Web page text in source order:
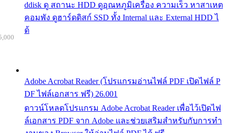
ddisk ดู สถานะ HDD ดูอุณหภูมิเครื่อง ความเร็ว หาสาเหต
คอมพัง ดูฮาร์ดดิสก์ SSD ทั้ง Internal และ External HDD ไ
ด้
Adobe Acrobat Reader (โปรแกรมอ่านไฟล์ PDF เปิดไฟล์ P
DF ไฟล์เอกสาร ฟรี) 26.001
ดาวน์โหลดโปรแกรม Adobe Acrobat Reader เพื่อไว้เปิดไฟ
ล์เอกสาร PDF จาก Adobe และช่วยเสริมสำหรับกับการทำ